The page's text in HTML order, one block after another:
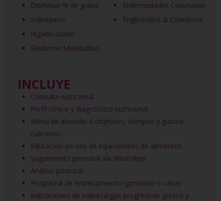
Disminuir % de grasa
Sobrepeso
Hígado Graso
Síndrome Metabólico
Enfermedades Coronarias
Triglicéridos & Colesterol
INCLUYE
Consulta nutricional.
Perfil clínico y diagnóstico nutricional.
Menú de acuerdo a objetivos, tiempos y gustos
culinarios.
Educación en uso de equivalentes de alimentos.
Seguimiento personal vía WhatsApp.
Análisis postural.
Programa de entrenamiento (gimnasio o casa).
Indicaciones de sobrecargas progresivas (pesos y